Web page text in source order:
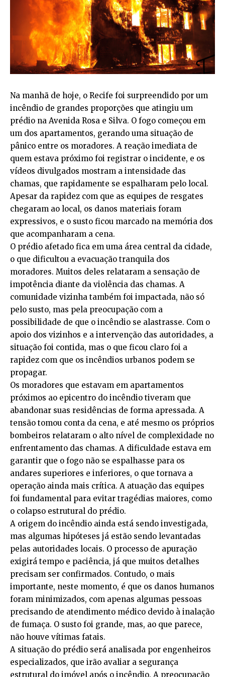
Na manhã de hoje, o Recife foi surpreendido por um
incêndio de grandes proporções que atingiu um
prédio na Avenida Rosa e Silva. O fogo começou em
um dos apartamentos, gerando uma situação de
pânico entre os moradores. A reação imediata de
quem estava próximo foi registrar o incidente, e os
vídeos divulgados mostram a intensidade das
chamas, que rapidamente se espalharam pelo local.
Apesar da rapidez com que as equipes de resgates
chegaram ao local, os danos materiais foram
expressivos, e o susto ficou marcado na memória dos
que acompanharam a cena.
O prédio afetado fica em uma área central da cidade,
o que dificultou a evacuação tranquila dos
moradores. Muitos deles relataram a sensação de
impotência diante da violência das chamas. A
comunidade vizinha também foi impactada, não só
pelo susto, mas pela preocupação com a
possibilidade de que o incêndio se alastrasse. Com o
apoio dos vizinhos e a intervenção das autoridades, a
situação foi contida, mas o que ficou claro foi a
rapidez com que os incêndios urbanos podem se
propagar.
Os moradores que estavam em apartamentos
próximos ao epicentro do incêndio tiveram que
abandonar suas residências de forma apressada. A
tensão tomou conta da cena, e até mesmo os próprios
bombeiros relataram o alto nível de complexidade no
enfrentamento das chamas. A dificuldade estava em
garantir que o fogo não se espalhasse para os
andares superiores e inferiores, o que tornava a
operação ainda mais crítica. A atuação das equipes
foi fundamental para evitar tragédias maiores, como
o colapso estrutural do prédio.
A origem do incêndio ainda está sendo investigada,
mas algumas hipóteses já estão sendo levantadas
pelas autoridades locais. O processo de apuração
exigirá tempo e paciência, já que muitos detalhes
precisam ser confirmados. Contudo, o mais
importante, neste momento, é que os danos humanos
foram minimizados, com apenas algumas pessoas
precisando de atendimento médico devido à inalação
de fumaça. O susto foi grande, mas, ao que parece,
não houve vítimas fatais.
A situação do prédio será analisada por engenheiros
especializados, que irão avaliar a segurança
estrutural do imóvel após o incêndio. A preocupação